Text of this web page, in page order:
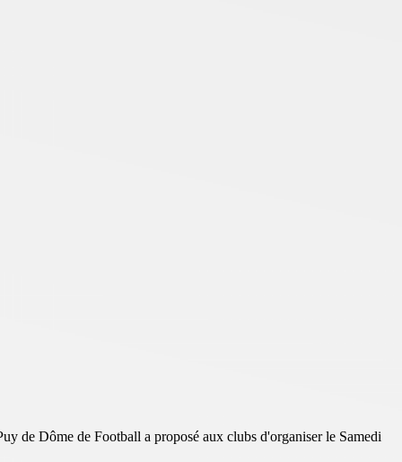
de Dôme de Football a proposé aux clubs d'organiser le Samedi